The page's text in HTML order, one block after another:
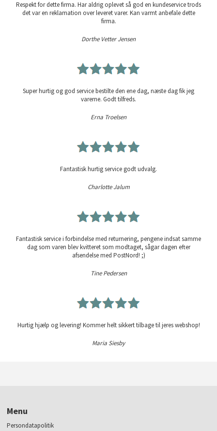
Respekt for dette firma. Har aldrig oplevet så god en kundeservice trods
det var en reklamation over leveret varer. Kan varmt anbefale dette
firma.
Dorthe Vetter Jensen
Super hurtig og god service bestilte den ene dag, næste dag fik jeg
varerne. Godt tilfreds.
Erna Troelsen
Fantastisk hurtig service godt udvalg.
Charlotte Jalum
Fantastisk service i forbindelse med returnering, pengene indsat samme
dag som varen blev kvitteret som modtaget, sågar dagen efter
afsendelse med PostNord! ;)
Tine Pedersen
Hurtig hjælp og levering! Kommer helt sikkert tilbage til jeres webshop!
Maria Siesby
Menu
Persondatapolitik